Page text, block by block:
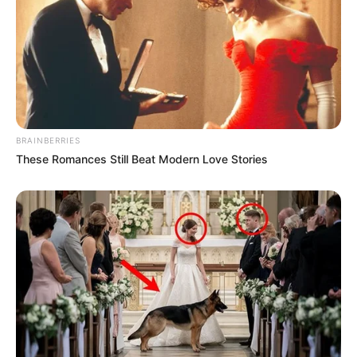
très spéculatifs.
HAIDA SAUTONNE (1), HOOPER DES CHASSES (2), HONEY
KING (3), GOLDEN VISAIS (4)
Tout d’abord, HAIDA SAUTONNE (1)
affronte une
opposition trop relevée selon son entourage.
ambitions.
Dans ces conditions, l’impasse paraît logique au PMU.
Ensuite,HOOPER DES CHASSES (2)utilise cette course
comme préparation ciblée.
Par conséquent, Dany Brouwer invite clairement à l’écarter
sans hésitation.
Son objectif se situe ailleurs dans le calendrier.
Par ailleurs, HONEY KING (3)montre une forme correcte
BRAINBERRIES
These Romances Still Beat Modern Love Stories